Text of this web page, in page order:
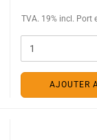
TVA. 19% incl. Port
AJOUTER